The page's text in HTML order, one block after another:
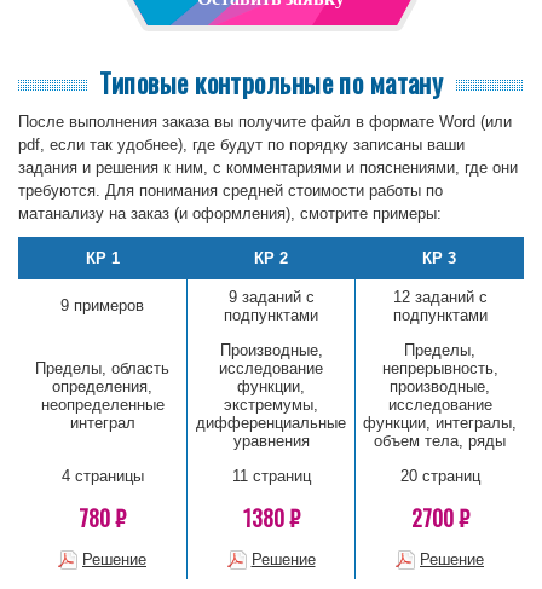
Типовые контрольные по матану
После выполнения заказа вы получите файл в формате Word (или
pdf, если так удобнее), где будут по порядку записаны ваши
задания и решения к ним, с комментариями и пояснениями, где они
требуются. Для понимания средней стоимости работы по
матанализу на заказ (и оформления), смотрите примеры:
КР 1 КР 2 КР 3
9 примеров
9 заданий с
подпунктами
12 заданий с
подпунктами
Пределы, область
определения,
неопределенные
интеграл
Производные,
исследование
функции,
экстремумы,
дифференциальные
уравнения
Пределы,
непрерывность,
производные,
исследование
функции, интегралы,
объем тела, ряды
4 страницы
11 страниц 20 страниц
780 ₽ 1380 ₽ 2700 ₽
Решение Решение Решение